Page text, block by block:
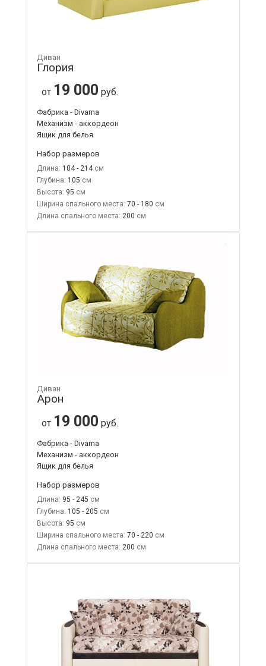
Диван
Глория
от 19 000 руб.
Фабрика - Divama
Механизм - аккордеон
Ящик для белья
Набор размеров
Длина: 104 - 214
Глубина: 105
Высота: 95
Ширина спального места: 70 - 180
Длина спального места: 200
Диван
Арон
от 19 000 руб.
Фабрика - Divama
Механизм - аккордеон
Ящик для белья
Набор размеров
Длина: 95 - 245
Глубина: 105 - 205
Высота: 95
Ширина спального места: 70 - 220
Длина спального места: 200